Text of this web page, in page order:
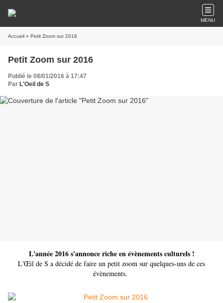
MENU
Accueil » Petit Zoom sur 2016
Petit Zoom sur 2016
Publié le 08/01/2016 à 17:47
Par L'Oeil de S
L'année 2016 s'annonce riche en évènements culturels !
L'Œil de S a décidé de faire un petit zoom sur quelques-uns de ces
évènements.